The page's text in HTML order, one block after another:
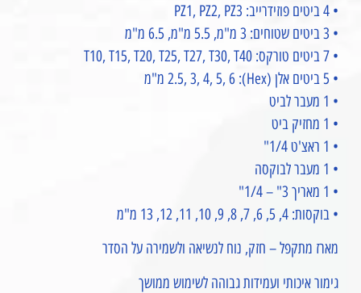
• 4 ביטים פוזידרייב: PZ1, PZ2, PZ3
• 3 ביטים שטוחים: 3 מ"מ, 5.5 מ"מ, 6.5 מ"מ
• 7 ביטים טורקס: T10, T15, T20, T25, T27, T30, T40
• 5 ביטים אלן (Hex): 2.5, 3, 4, 5, 6 מ"מ
• 1 מעבר לביט
• 1 מחזיק ביט
• 1 ראצ'ט 1/4"
• 1 מעבר לבוקסה
• 1 מאריך 3" – 1/4"
• בוקסות: 4, 5, 6, 7, 8, 9, 10, 11, 12, 13 מ"מ
מארז מתקפל – חזק, נוח לנשיאה ולשמירה על הסדר
גימור איכותי ועמידות גבוהה לשימוש ממושך